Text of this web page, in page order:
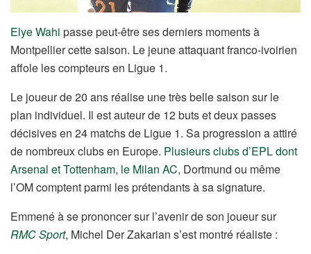
Elye Wahi passe peut-être ses derniers moments à
Montpellier cette saison. Le jeune attaquant franco-ivoirien
affole les compteurs en Ligue 1.
Le joueur de 20 ans réalise une très belle saison sur le
plan individuel. Il est auteur de 12 buts et deux passes
décisives en 24 matchs de Ligue 1. Sa progression a attiré
de nombreux clubs en Europe. Plusieurs clubs d’EPL dont
Arsenal et Tottenham, le Milan AC, Dortmund ou même
l’OM comptent parmi les prétendants à sa signature.
Emmené à se prononcer sur l’avenir de son joueur sur
RMC Sport, Michel Der Zakarian s’est montré réaliste :